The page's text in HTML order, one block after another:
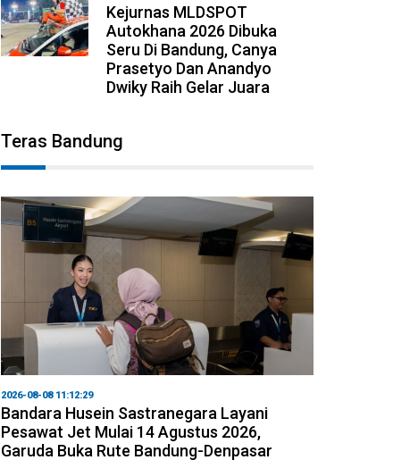
Kejurnas MLDSPOT
Autokhana 2026 Dibuka
Seru Di Bandung, Canya
Prasetyo Dan Anandyo
Dwiky Raih Gelar Juara
Teras Bandung
2026-08-08 11:12:29
Bandara Husein Sastranegara Layani
Pesawat Jet Mulai 14 Agustus 2026,
Garuda Buka Rute Bandung-Denpasar